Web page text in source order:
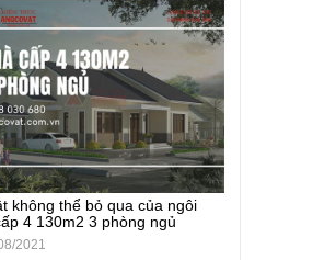
không thể bỏ qua của ngôi
4 130m2 3 phòng ngủ
2021